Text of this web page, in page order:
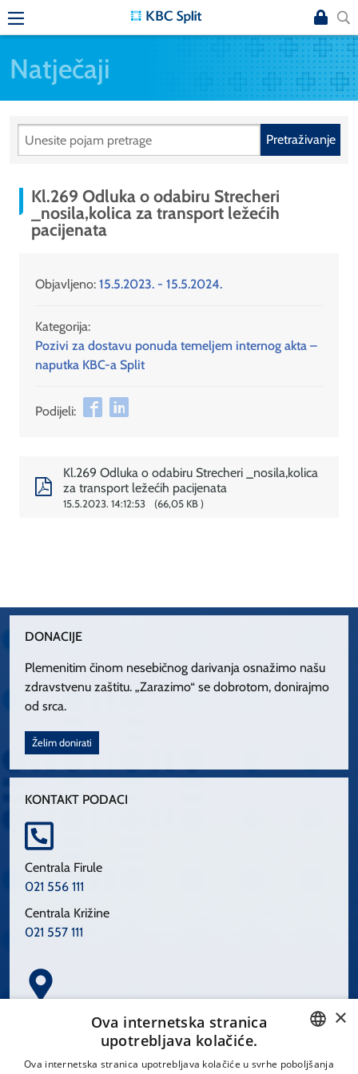
Natječaji
Pretraživanje
Kl.269 Odluka o odabiru Strecheri
_nosila,kolica za transport ležećih
pacijenata
Objavljeno: 15.5.2023. - 15.5.2024.
Kategorija:
Pozivi za dostavu ponuda temeljem internog akta –
naputka KBC-a Split
Podijeli:
Kl.269 Odluka o odabiru Strecheri _nosila,kolica
za transport ležećih pacijenata
15.5.2023. 14:12:53 66,05 KB
DONACIJE
Plemenitim činom nesebičnog darivanja osnažimo našu
zdravstvenu zaštitu. „Zarazimo“ se dobrotom, donirajmo
od srca.
Želim donirati
KONTAKT PODACI
Centrala Firule
021 556 111
Centrala Križine
021 557 111
Spinčićeva 1, 21000 Split
CROATIAN
×
Ova internetska stranica
upotrebljava kolačiće.
Ova internetska stranica upotrebljava kolačiće u svrhe poboljšanja